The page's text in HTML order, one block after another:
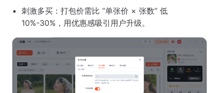
刺激多买：打包价需比 “单张价 × 张数” 低
10%-30%，用优惠感吸引用户升级。